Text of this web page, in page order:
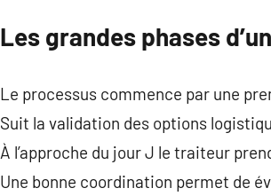
Les grandes phases
Le processus commence par une
Suit la validation des options
À l’approche du jour J le traiteur
Une bonne coordination permet de